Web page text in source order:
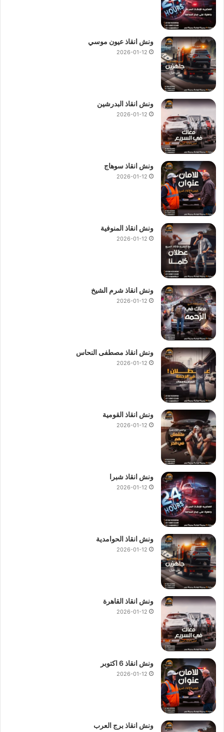
ونش انقاذ عيون موسي
2026-01-12
ونش انقاذ البدرشين
2026-01-12
ونش انقاذ سوهاج
2026-01-12
ونش انقاذ المنوفية
2026-01-12
ونش انقاذ شرم الشيخ
2026-01-12
ونش انقاذ مصطفى النحاس
2026-01-12
ونش انقاذ القومية
2026-01-12
ونش انقاذ شبرا
2026-01-12
ونش انقاذ الحوامدية
2026-01-12
ونش انقاذ القاهرة
2026-01-12
ونش انقاذ 6 اكتوبر
2026-01-12
ونش انقاذ برج العرب